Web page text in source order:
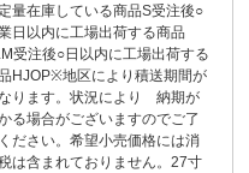
量在庫している商品S受注後○
日以内に工場出荷する商品
受注後○日以内に工場出荷する
HJOP※地区により積送期間が
ります。状況により 納期が
る場合がございますのでご了
ださい。希望小売価格には消
は含まれておりません。27寸